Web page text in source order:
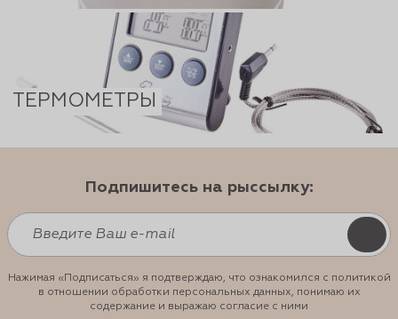
ТЕРМОМЕТРЫ
Подпишитесь на рыссылку:
Нажимая «Подписаться» я подтверждаю, что ознакомился с политикой
в отношении обработки персональных данных, понимаю их
содержание и выражаю согласие с ними